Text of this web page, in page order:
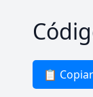
📋